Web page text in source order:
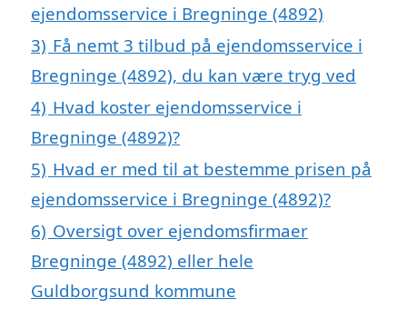
ejendomsservice i Bregninge (4892)
3) Få nemt 3 tilbud på ejendomsservice i
Bregninge (4892), du kan være tryg ved
4) Hvad koster ejendomsservice i
Bregninge (4892)?
5) Hvad er med til at bestemme prisen på
ejendomsservice i Bregninge (4892)?
6) Oversigt over ejendomsfirmaer
Bregninge (4892) eller hele
Guldborgsund kommune